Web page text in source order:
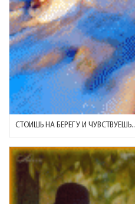
СТОИШЬ НА БЕРЕГУ И ЧУВСТВУЕШЬ..